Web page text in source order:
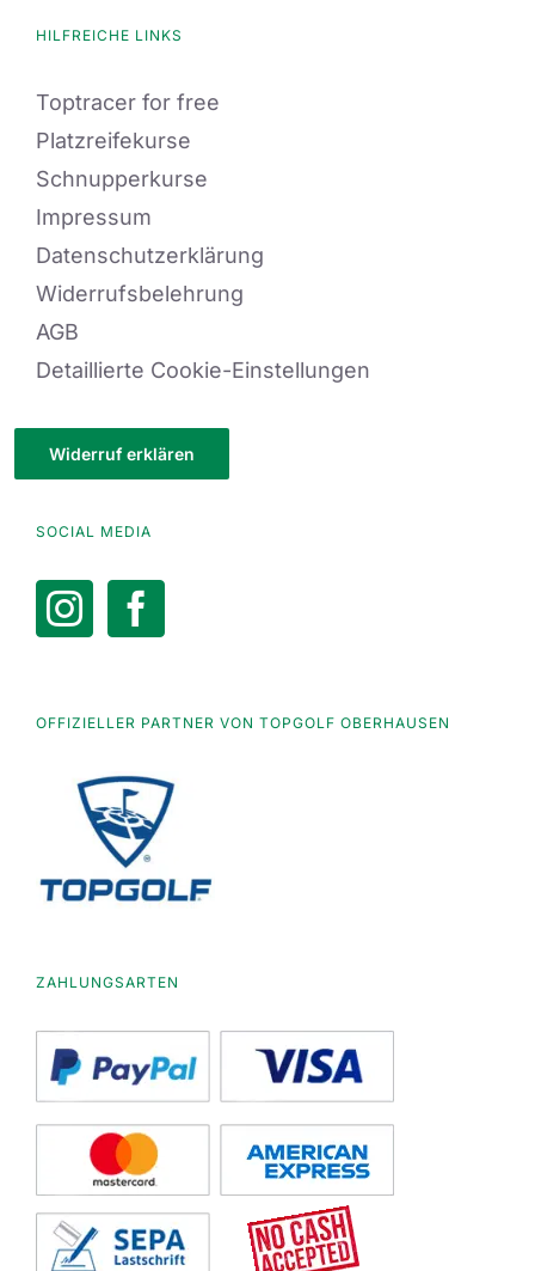
HILFREICHE LINKS
Toptracer for free
Platzreifekurse
Schnupperkurse
Impressum
Datenschutzerklärung
Widerrufsbelehrung
AGB
Detaillierte Cookie-Einstellungen
Widerruf erklären
SOCIAL MEDIA
OFFIZIELLER PARTNER VON TOPGOLF OBERHAUSEN
ZAHLUNGSARTEN